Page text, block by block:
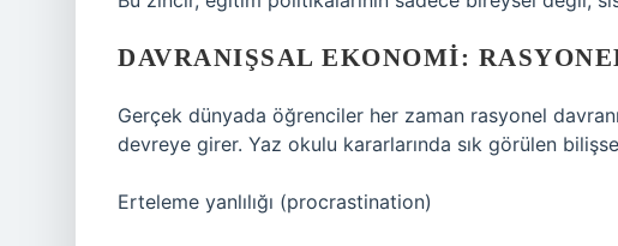
DAVRANIŞSAL EKONOMI:
Gerçek dünyada öğrenciler her zaman rasyonel
devreye girer. Yaz okulu kararlarında sık görülen
Erteleme yanlılığı (procrastination)